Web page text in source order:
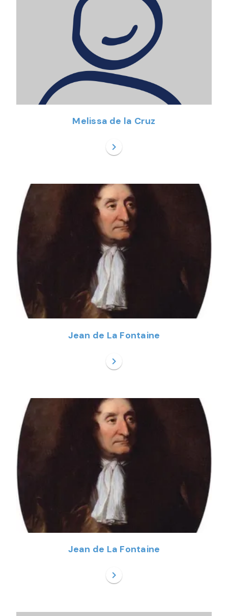
Melissa de la Cruz
chevron_right
Jean de La Fontaine
chevron_right
Jean de La Fontaine
chevron_right